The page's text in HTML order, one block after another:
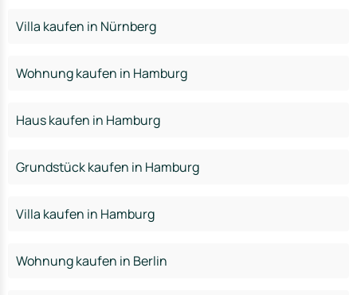
Villa kaufen in Nürnberg
Wohnung kaufen in Hamburg
Haus kaufen in Hamburg
Grundstück kaufen in Hamburg
Villa kaufen in Hamburg
Wohnung kaufen in Berlin